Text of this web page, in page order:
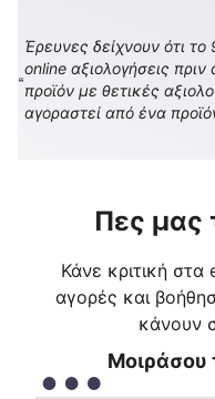
Έρευνες δείχνουν ότι
online αξιολογήσεις
προϊόν με θετικές
αγοραστεί από ένα
Πες μας
Κάνε κριτική
αγορές και
κάνουν
Μοιράσου